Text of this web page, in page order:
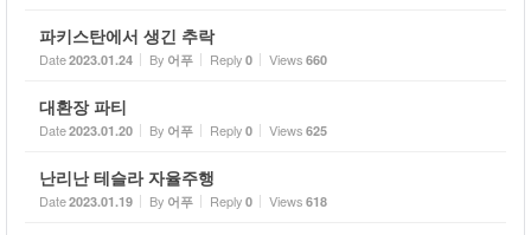
파키스탄에서 생긴 추락
Date2023.01.24 By 어푸 Reply 0 Views 660
대환장 파티
Date2023.01.20 By 어푸 Reply 0 Views 625
난리난 테슬라 자율주행
Date2023.01.19 By 어푸 Reply 0 Views 618